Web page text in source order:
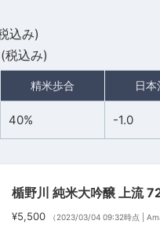
込み)
込み)
精米歩合 日
40% -1.0
楯野川 純米大吟醸 上流
¥5,500 （2023/03/04 09:32時点 |